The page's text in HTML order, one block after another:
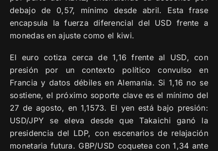
debajo de 0,57, mínimo desde abril. Esta frase
encapsula la fuerza diferencial del USD frente a
monedas en ajuste como el kiwi.
El euro cotiza cerca de 1,16 frente al USD, con
presión por un contexto político convulso en
Francia y datos débiles en Alemania. Si 1,16 no se
sostiene, el próximo soporte clave es el mínimo del
27 de agosto, en 1,1573. El yen está bajo presión:
USD/JPY se eleva desde que Takaichi ganó la
presidencia del LDP, con escenarios de relajación
monetaria futura. GBP/USD coquetea con 1,34 ante